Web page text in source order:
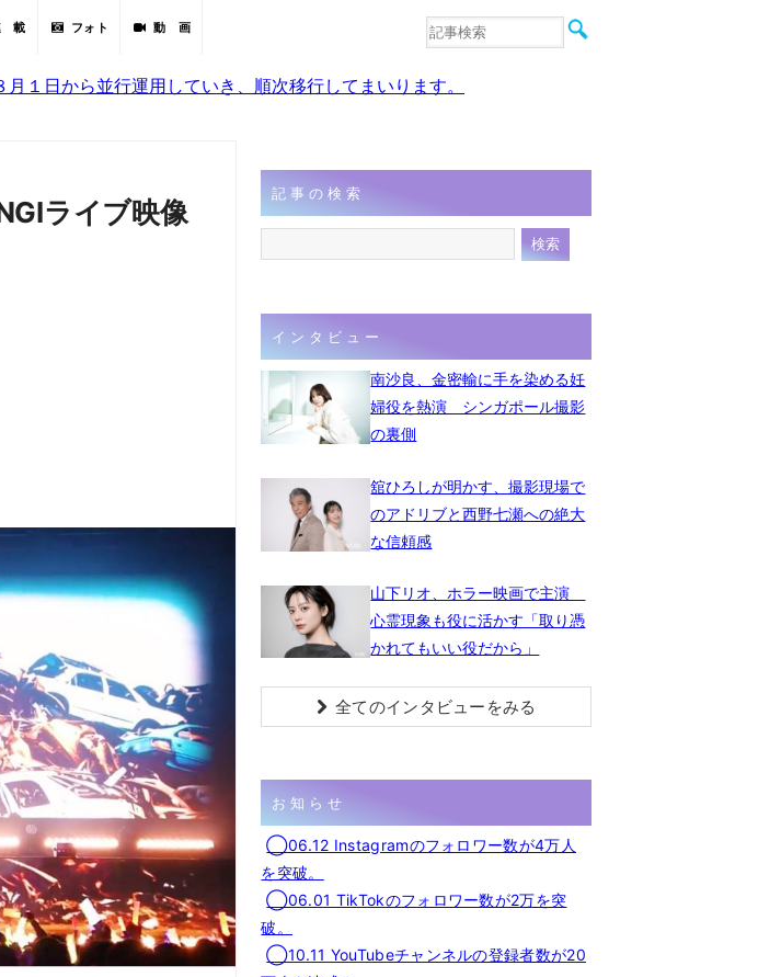
載 フォト 動 画
音楽
１日から並行運用していき、順次移行してまいります。
ライブ映像
記事の検索
インタビュー
南沙良、金密輸に手を染める妊
婦役を熱演 シンガポール撮影
の裏側
舘ひろしが明かす、撮影現場で
のアドリブと西野七瀬への絶大
な信頼感
山下リオ、ホラー映画で主演
心霊現象も役に活かす「取り憑
かれてもいい役だから」
全てのインタビューをみる
お知らせ
◯06.12 Instagramのフォロワー数が4万人
を突破。
◯06.01 TikTokのフォロワー数が2万を突
破。
◯10.11 YouTubeチャンネルの登録者数が20